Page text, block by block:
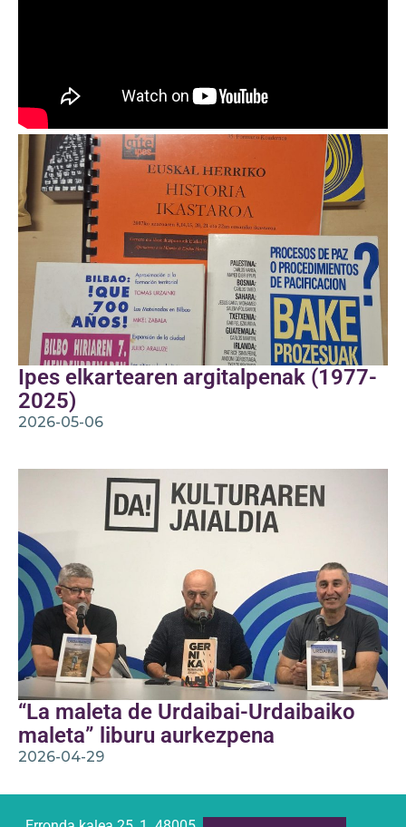
Ipes elkartearen argitalpenak (1977-
2025)
2026-05-06
“La maleta de Urdaibai-Urdaibaiko
maleta” liburu aurkezpena
2026-04-29